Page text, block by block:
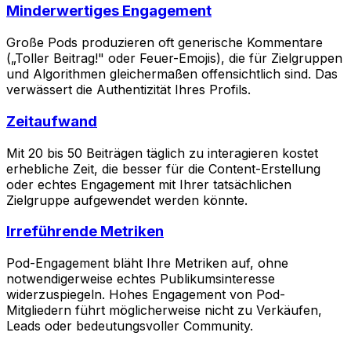
Minderwertiges Engagement
Große Pods produzieren oft generische Kommentare
(„Toller Beitrag!" oder Feuer-Emojis), die für Zielgruppen
und Algorithmen gleichermaßen offensichtlich sind. Das
verwässert die Authentizität Ihres Profils.
Zeitaufwand
Mit 20 bis 50 Beiträgen täglich zu interagieren kostet
erhebliche Zeit, die besser für die Content-Erstellung
oder echtes Engagement mit Ihrer tatsächlichen
Zielgruppe aufgewendet werden könnte.
Irreführende Metriken
Pod-Engagement bläht Ihre Metriken auf, ohne
notwendigerweise echtes Publikumsinteresse
widerzuspiegeln. Hohes Engagement von Pod-
Mitgliedern führt möglicherweise nicht zu Verkäufen,
Leads oder bedeutungsvoller Community.